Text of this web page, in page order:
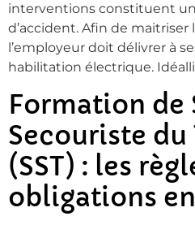
interventions constituent
d’accident. Afin de
l’employeur doit délivrer à
habilitation électrique.
Formation de
Secouriste du
(SST) : les
obligations